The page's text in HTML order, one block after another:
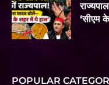
‘सीएम
POPULAR